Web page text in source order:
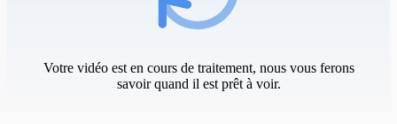
Votre vidéo est en cours de traitement, nous vous ferons
savoir quand il est prêt à voir.